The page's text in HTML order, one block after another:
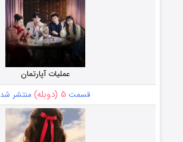
عملیات آپارتمان
قسمت ۵ (دوبله) منتشر شد